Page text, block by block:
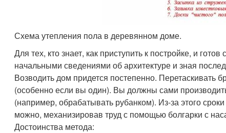
Схема утепления пола в деревянном доме.
Для тех, кто знает, как приступить к постройке, и
начальными сведениями об архитектуре и зная
Возводить дом придется постепенно. Перетаскивать
(особенно если вы один). Вы должны сами
(например, обрабатывать рубанком). Из-за этого
можно, механизировав труд с помощью болгарки с
Достоинства метода: